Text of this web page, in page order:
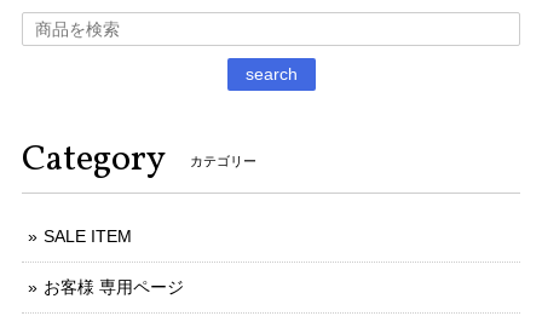
search
Category カテゴリー
SALE ITEM
お客様 専用ページ